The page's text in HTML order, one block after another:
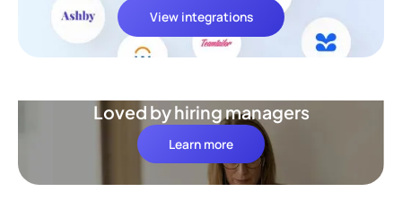
View integrations
Loved by hiring managers
Learn more